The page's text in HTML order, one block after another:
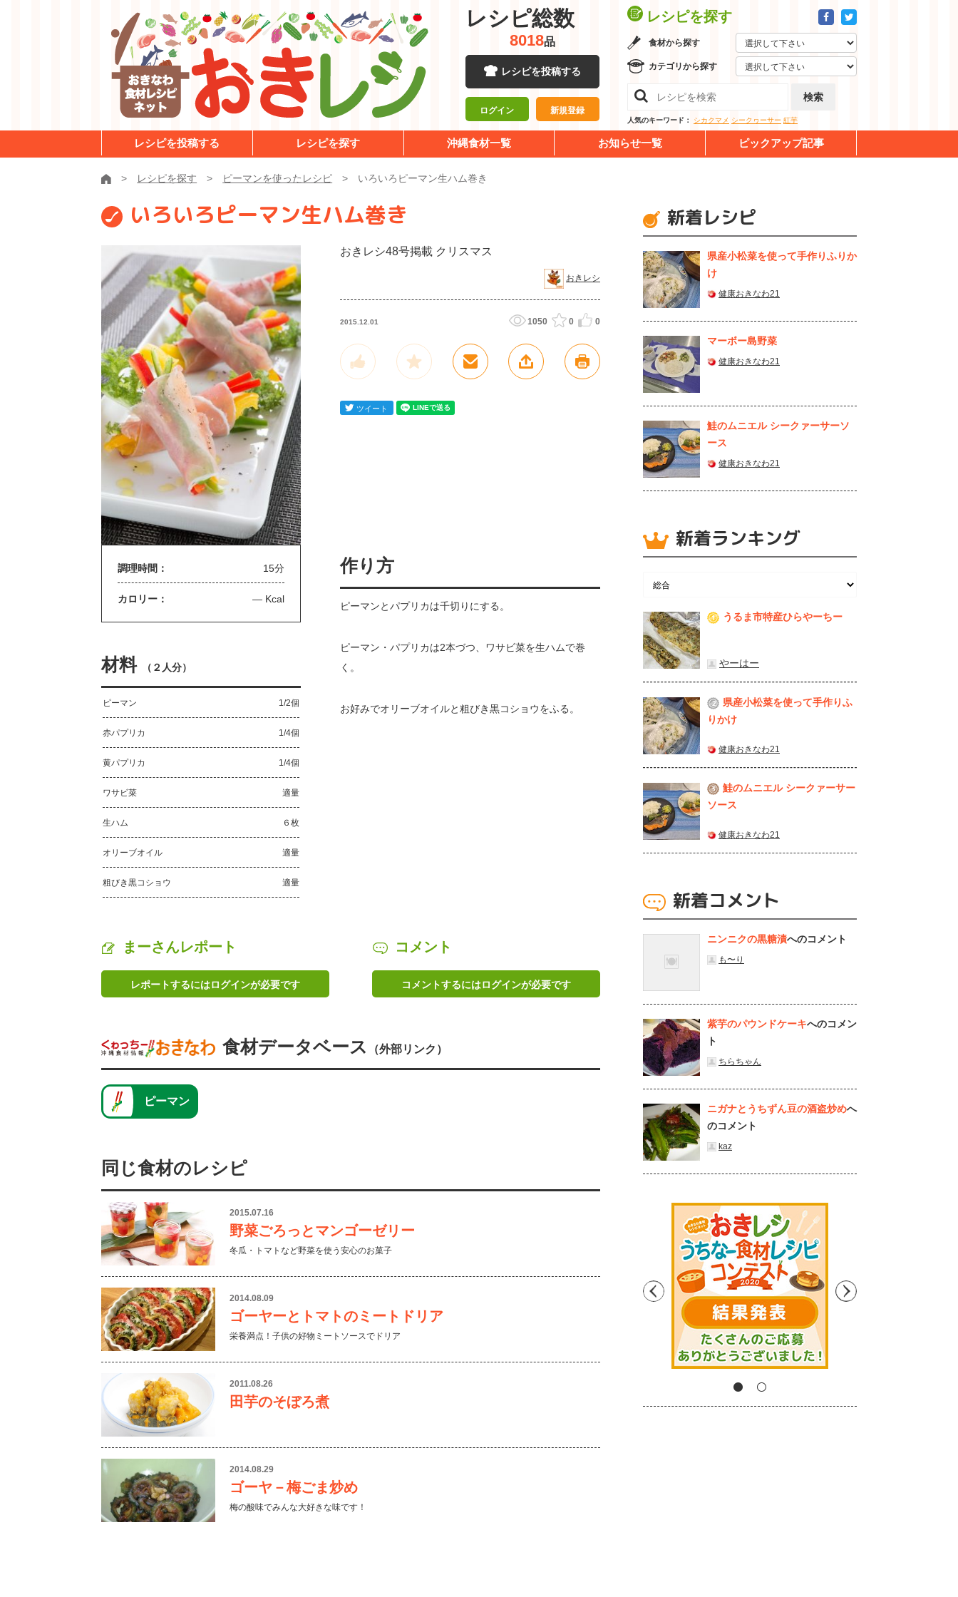
レシピ総数
8018品
レシピを投稿する
ログイン 新規登録
レシピを探す
食材から探す
カテゴリから探す
検索
人気のキーワード： シカクマメ シークヮーサー 紅芋
レシピを投稿する レシピを探す 沖縄食材一覧 お知らせ一覧 ピックアップ記事
レシピを探す ピーマンを使ったレシピ いろいろピーマン生ハム巻き
いろいろピーマン生ハム巻き
おきレシ48号掲載 クリスマス
おきレシ
2015.12.01 1050 0 0
調理時間： 15分
カロリー： — Kcal
材料 （ ２人分）
ピーマン 1/2個
赤パプリカ 1/4個
黄パプリカ 1/4個
ワサビ菜 適量
生ハム ６枚
オリーブオイル 適量
粗びき黒コショウ 適量
作り方
ピーマンとパプリカは千切りにする。
ピーマン・パプリカは2本づつ、ワサビ菜を生ハムで巻
く。
お好みでオリーブオイルと粗びき黒コショウをふる。
まーさんレポート
レポートするにはログインが必要です
コメント
コメントするにはログインが必要です
食材データベース （外部リンク）
ピーマン
同じ食材のレシピ
2015.07.16
野菜ごろっとマンゴーゼリー
冬瓜・トマトなど野菜を使う安心のお菓子
2014.08.09
ゴーヤーとトマトのミートドリア
栄養満点！子供の好物ミートソースでドリア
2011.08.26
田芋のそぼろ煮
2014.08.29
ゴーヤ－梅ごま炒め
梅の酸味でみんな大好きな味です！
新着レシピ
県産⼩松菜を使って⼿作りふりか
け
健康おきなわ21
マーボー島野菜
健康おきなわ21
鮭のムニエル シークァーサーソ
ース
健康おきなわ21
新着ランキング
1 うるま市特産ひらやーちー
やーはー
2
県産⼩松菜を使って⼿作りふ
りかけ
健康おきなわ21
3
鮭のムニエル シークァーサー
ソース
健康おきなわ21
新着コメント
ニンニクの黒糖漬へのコメント
も〜り
紫芋のパウンドケーキへのコメン
ト
ちらちゃん
ニガナとうちずん豆の酒盗炒めへ
のコメント
kaz